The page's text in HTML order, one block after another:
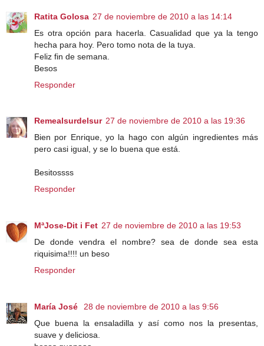
Ratita Golosa 27 de noviembre de 2010 a las 14:14
Es otra opción para hacerla. Casualidad que ya la tengo
hecha para hoy. Pero tomo nota de la tuya.
Feliz fin de semana.
Besos
Responder
Remealsurdelsur 27 de noviembre de 2010 a las 19:36
Bien por Enrique, yo la hago con algún ingredientes más
pero casi igual, y se lo buena que está.
Besitossss
Responder
MªJose-Dit i Fet 27 de noviembre de 2010 a las 19:53
De donde vendra el nombre? sea de donde sea esta
riquisima!!!! un beso
Responder
María José
28 de noviembre de 2010 a las 9:56
Que buena la ensaladilla y así como nos la presentas,
suave y deliciosa.